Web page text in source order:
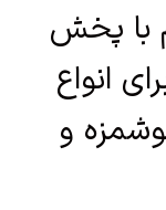
با پخش
انواع
و